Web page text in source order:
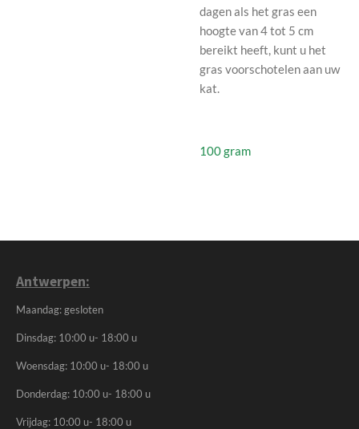
dagen als het gras een
hoogte van 4 tot 5 cm
bereikt heeft, kunt u het
gras voorschotelen aan uw
kat.
100 gram
Antwerpen:
Maandag: gesloten
Dinsdag: 10:00 u- 18:00 u
Woensdag: 10:00 u- 18:00 u
Donderdag: 10:00 u- 18:00 u
Vrijdag: 10:00 u- 18:00 u